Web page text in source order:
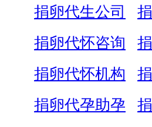
捐卵代生公司
捐卵代怀咨询
捐卵代怀机构
捐卵代孕助孕